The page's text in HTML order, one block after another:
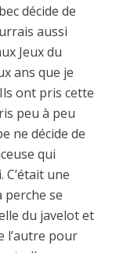
décide de
aussi
Jeux du
ans que je
ont pris cette
peu à peu
ne décide de
qui
une
perche se
du javelot et
l’autre pour